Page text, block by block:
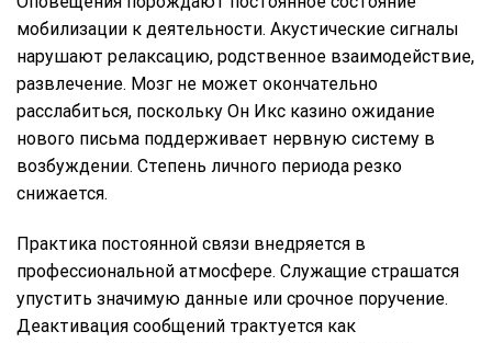
мобилизации к деятельности. Акустические сигналы
нарушают релаксацию, родственное взаимодействие,
развлечение. Мозг не может окончательно
расслабиться, поскольку Он Икс казино ожидание
нового письма поддерживает нервную систему в
возбуждении. Степень личного периода резко
снижается.
Практика постоянной связи внедряется в
профессиональной атмосфере. Служащие страшатся
упустить значимую данные или срочное поручение.
Деактивация сообщений трактуется как